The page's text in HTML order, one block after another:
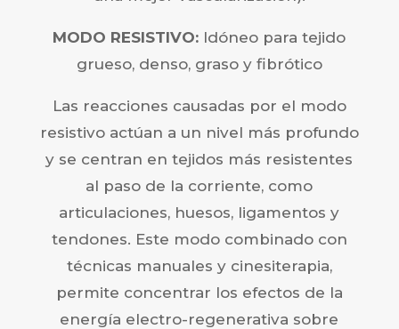
MODO RESISTIVO: Idóneo para tejido
grueso, denso, graso y fibrótico
Las reacciones causadas por el modo
resistivo actúan a un nivel más profundo
y se centran en tejidos más resistentes
al paso de la corriente, como
articulaciones, huesos, ligamentos y
tendones. Este modo combinado con
técnicas manuales y cinesiterapia,
permite concentrar los efectos de la
energía electro-regenerativa sobre